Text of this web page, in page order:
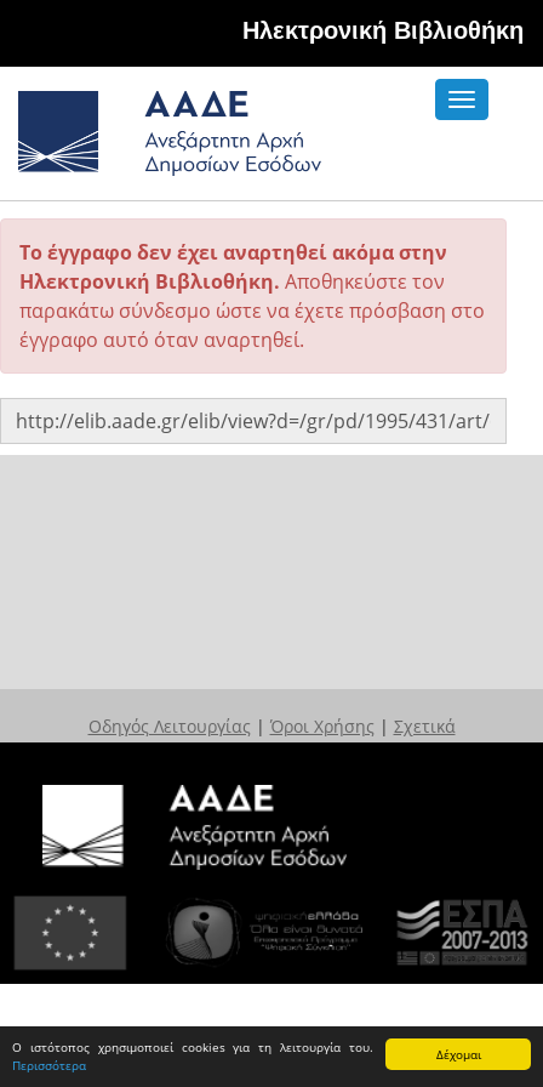
Δέχομαι
Ο ιστότοπος χρησιμοποιεί cookies για τη λειτουργία του.
Περισσότερα
Hλεκτρονική Βιβλιοθήκη
Toggle
Το έγγραφο δεν έχει αναρτηθεί ακόμα στην
Ηλεκτρονική Βιβλιοθήκη. Αποθηκεύστε τον
παρακάτω σύνδεσμο ώστε να έχετε πρόσβαση στο
έγγραφο αυτό όταν αναρτηθεί.
Οδηγός Λειτουργίας | Όροι Χρήσης | Σχετικά